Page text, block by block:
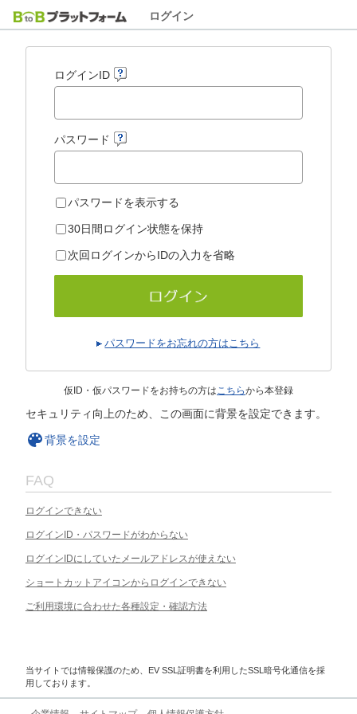
ログイン
ログインID
パスワード
パスワードを表示する
30日間ログイン状態を保持
次回ログインからIDの入力を省略
パスワードをお忘れの方はこちら
仮ID・仮パスワードをお持ちの方はこちらから本登録
セキュリティ向上のため、この画面に背景を設定できます。
背景を設定
FAQ
ログインできない
ログインID・パスワードがわからない
ログインIDにしていたメールアドレスが使えない
ショートカットアイコンからログインできない
ご利用環境に合わせた各種設定・確認方法
当サイトでは情報保護のため、EV SSL証明書を利用したSSL暗号化通信を採
用しております。